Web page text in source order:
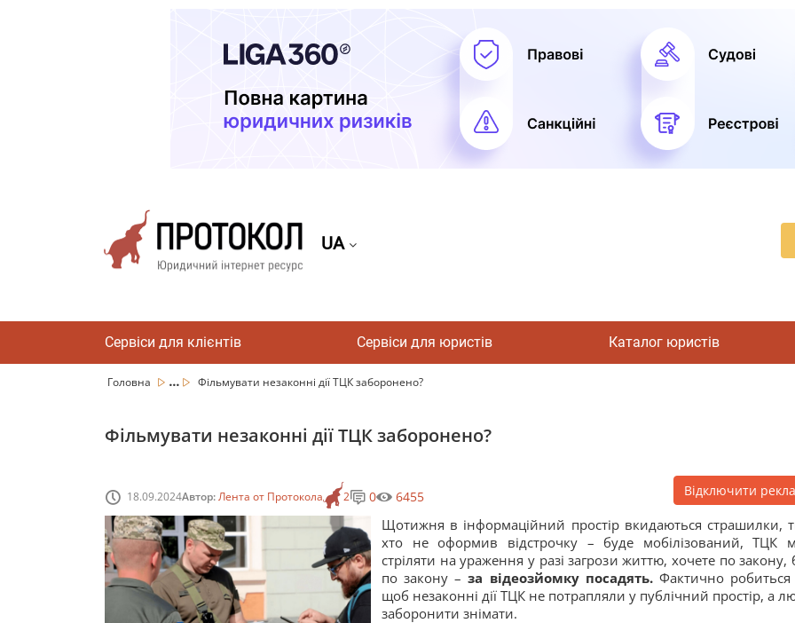
UA
Сервіси для клієнтів Сервіси для юристів Каталог юристів
Головна ... Фільмувати незаконні дії ТЦК заборонено?
Фільмувати незаконні дії ТЦК заборонено?
18.09.2024Автор:Лента от Протокола 2 0 6455 Відключити
Щотижня в інформаційний простір вкидаються страшилки,
хто не оформив відстрочку – буде мобілізований, ТЦК
стріляти на ураження у разі загрози життю, хочете по закону,
по закону –за відеозйомку посадять.Фактично робиться
щоб незаконні дії ТЦК не потрапляли у публічний простір, а
заборонити знімати.